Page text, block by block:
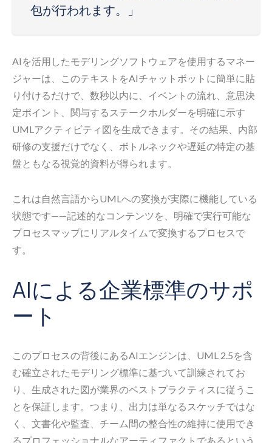
包が行われます。」
AIを活用したモデリングソフトウェアを使用するマネー
ジャーは、このテキストをAIチャットボットに簡単に貼
り付けるだけで、数秒以内に、イベントの流れ、意思決
定ポイント、関与するステークホルダーを明確に示す
UMLアクティビティ図を生成できます。その結果、内部
研修の支援だけでなく、ボトルネックや遅延の特定の基
盤ともなる視覚的資料が得られます。
これは自然言語からUMLへの変換が実際に機能している
状態です——記述的なコンテンツを、明確で実行可能な
プロセスマップにリアルタイムで変換するプロセスで
す。
AIによる企業標準のサポ
ート
このプロセスの背後にあるAIエンジンは、UML 2.5を含
む確立されたモデリング標準に基づいて訓練されてお
り、生成された図が業界のベストプラクティスに従うこ
とを保証します。つまり、出力は単なるスケッチではな
く、文書化や監査、チーム間の整合性の維持に使用でき
るプロフェッショナルなアーティファクトであるという